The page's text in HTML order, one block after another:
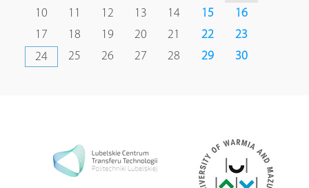
10
11 12 13 14 15
16
17
18 19 20 21 22
23
24
25 26 27 28 29 30